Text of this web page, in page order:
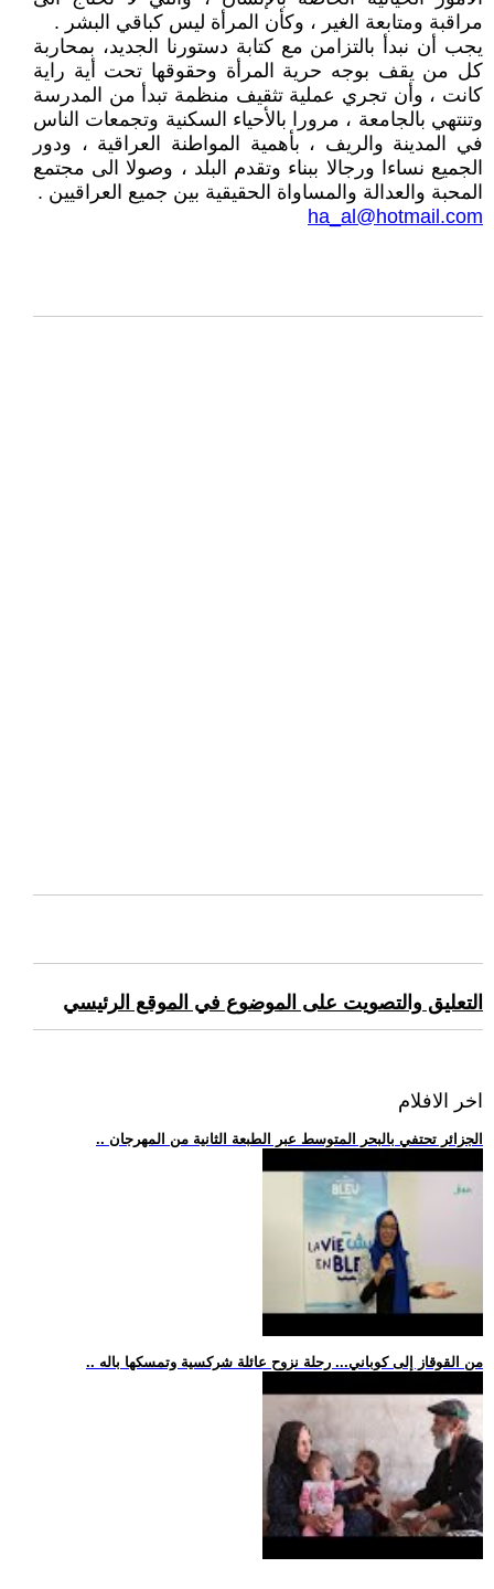
مراقبة ومتابعة الغير ، وكأن المرأة ليس كباقي البشر .
يجب أن نبدأ بالتزامن مع كتابة دستورنا الجديد، بمحاربة
كل من يقف بوجه حرية المرأة وحقوقها تحت أية راية
كانت ، وأن تجري عملية تثقيف منظمة تبدأ من المدرسة
وتنتهي بالجامعة ، مرورا بالأحياء السكنية وتجمعات الناس
في المدينة والريف ، بأهمية المواطنة العراقية ، ودور
الجميع نساءا ورجالا ببناء وتقدم البلد ، وصولا الى مجتمع
المحبة والعدالة والمساواة الحقيقية بين جميع العراقيين .
ha_al@hotmail.com
التعليق والتصويت على الموضوع في الموقع الرئيسي
اخر الافلام
.. الجزائر تحتفي بالبحر المتوسط عبر الطبعة الثانية من المهرجان
.. من القوقاز إلى كوباني... رحلة نزوح عائلة شركسية وتمسكها باله